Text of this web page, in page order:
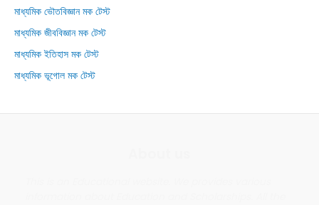
মাধ্যমিক ভৌতবিজ্ঞান মক টেস্ট
মাধ্যমিক জীববিজ্ঞান মক টেস্ট
মাধ্যমিক ইতিহাস মক টেস্ট
মাধ্যমিক ভূগোল মক টেস্ট